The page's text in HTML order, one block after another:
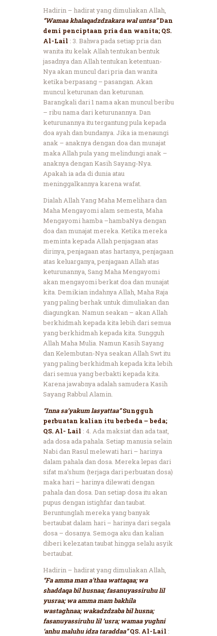
Hadirin – hadirat yang dimuliakan Allah,
“Wamaa khalaqadzdzakara wal untsa”Dan
demi penciptaan pria dan wanita; QS.
Al-Lail : 3. Bahwa pada setiap pria dan
wanita itu kelak Allah tentukan bentuk
jasadnya dan Allah tentukan ketentuan-
Nya akan muncul dari pria dan wanita
ketika berpasang – pasangan. Akan
muncul keturunan dan keturunan.
Barangkali dari 1 nama akan muncul beribu
– ribu nama dari keturunannya. Dan
keturunannya itu tergantung pula kepada
doa ayah dan bundanya. Jika ia menaungi
anak – anaknya dengan doa dan munajat
maka Allah pula yang melindungi anak –
anaknya dengan Kasih Sayang-Nya.
Apakah ia ada di dunia atau
meninggalkannya karena wafat.
Dialah Allah Yang Maha Memelihara dan
Maha Mengayomi alam semesta, Maha
Mengayomi hamba –hambaNya dengan
doa dan munajat mereka. Ketika mereka
meminta kepada Allah penjagaan atas
dirinya, penjagaan atas hartanya, penjagaan
atas keluarganya, penjagaan Allah atas
keturunannya, Sang Maha Mengayomi
akan mengayomi berkat doa dan munajat
kita. Demikian indahnya Allah, Maha Raja
yang paling berhak untuk dimuliakan dan
diagungkan. Namun seakan – akan Allah
berkhidmah kepada kita lebih dari semua
yang berkhidmah kepada kita. Sungguh
Allah Maha Mulia. Namun Kasih Sayang
dan Kelembutan-Nya seakan Allah Swt itu
yang paling berkhidmah kepada kita lebih
dari semua yang berbakti kepada kita.
Karena jawabnya adalah samudera Kasih
Sayang Rabbul Alamin.
“Inna sa’yakum lasyattaa”Sungguh
perbuatan kalian itu berbeda – beda;
QS. Al- Lail : 4. Ada maksiat dan ada taat,
ada dosa ada pahala. Setiap manusia selain
Nabi dan Rasul melewati hari – harinya
dalam pahala dan dosa. Mereka lepas dari
sifat ma’shum (terjaga dari perbuatan dosa)
maka hari – harinya dilewati dengan
pahala dan dosa. Dan setiap dosa itu akan
pupus dengan istighfar dan taubat.
Beruntunglah mereka yang banyak
bertaubat dalam hari – harinya dari segala
dosa – dosanya. Semoga aku dan kalian
diberi kelezatan taubat hingga selalu asyik
bertaubat.
Hadirin – hadirat yang dimuliakan Allah,
“Fa amma man a’thaa wattaqaa; wa
shaddaqa bil husnaa; fasanuyassiruhu lil
yusraa; wa amma mam bakhila
wastaghnaa; wakadzdzaba bil husna;
fasanuyassiruhu lil ‘usra; wamaa yughni
‘anhu maluhu idza taraddaa”QS. Al-Lail :